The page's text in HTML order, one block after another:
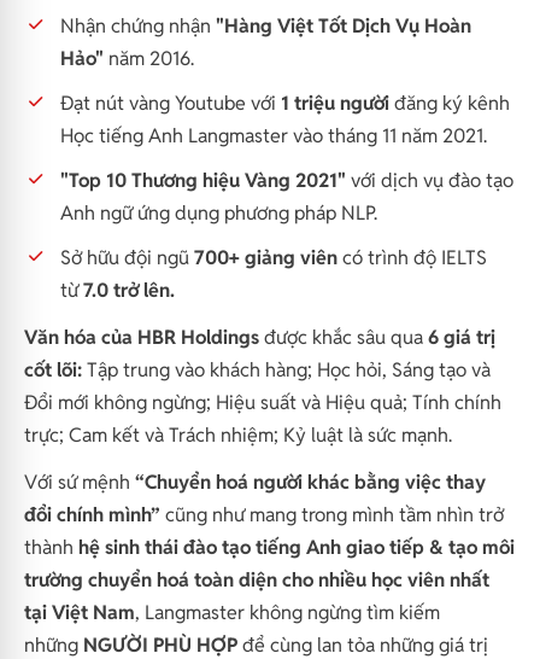
Nhận chứng nhận "Hàng Việt Tốt Dịch Vụ Hoàn
Hảo" năm 2016.
Đạt nút vàng Youtube với 1 triệu ngườiđăng ký kênh
Học tiếng Anh Langmaster vào tháng 11 năm 2021.
"Top 10 Thương hiệu Vàng 2021" với dịch vụ đào tạo
Anh ngữ ứng dụng phương pháp NLP.
Sở hữu đội ngũ700+ giảng viêncó trình độ IELTS
từ7.0 trở lên.
Văn hóa của HBR Holdingsđược khắc sâu qua6 giá trị
cốt lõi:Tập trung vào khách hàng; Học hỏi, Sáng tạo và
Đổi mới không ngừng; Hiệu suất và Hiệu quả; Tính chính
trực; Cam kết và Trách nhiệm; Kỷ luật là sức mạnh.
Với sứ mệnh “Chuyển hoá người khác bằng việc thay
đổi chính mình” cũng như mang trong mình tầm nhìn trở
thành hệ sinh thái đào tạo tiếng Anh giao tiếp & tạo môi
trường chuyển hoá toàn diện cho nhiều học viên nhất
tại Việt Nam, Langmaster không ngừng tìm kiếm
những NGƯỜI PHÙ HỢPđể cùng lan tỏa những giá trị